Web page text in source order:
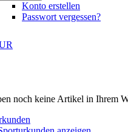
Konto erstellen
Passwort vergessen?
noch keine Artikel in Ihrem